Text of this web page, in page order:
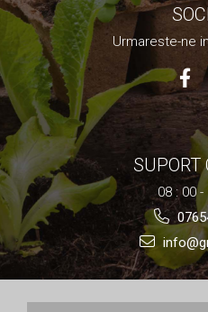
Mixer electric
Polizor de banc
Masini de gaurit
Masini de debitat metal
Cutit termic electric
Cosuri Si Pubele
Urmareste-ne
SUPORT
08 : 00 -